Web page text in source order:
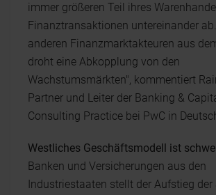
immer größeren Teil ihres
Finanztransaktionen untereinander
anderen Finanzmarktakteuren aus
droht eine Abkopplung von den
Wachstumsmärkten", kommentiert
Partner und Leiter der Banking &
Consulting Practice bei PwC in
Westliches Geschäftsmodell ist
Banken und Versicherungen aus den
Industriestaaten stellt der Aufstieg der